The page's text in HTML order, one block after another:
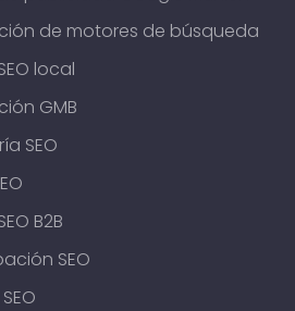
de motores de búsqueda
local
GMB
SEO
B2B
SEO